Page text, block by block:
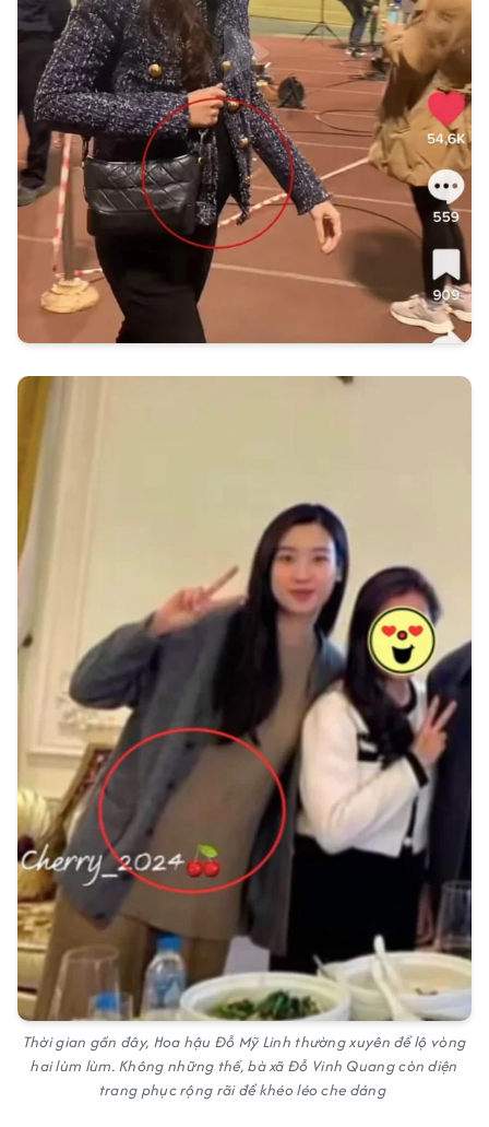
Thời gian gần đây, Hoa hậu Đỗ Mỹ Linh thường xuyên để lộ vòng
hai lùm lùm. Không những thế, bà xã Đỗ Vinh Quang còn diện
trang phục rộng rãi để khéo léo che dáng